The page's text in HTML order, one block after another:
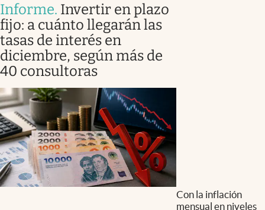
Informe. Invertir en plazo
fijo: a cuánto llegarán las
tasas de interés en
diciembre, según más de
40 consultoras
Con la inflación
mensual en niveles